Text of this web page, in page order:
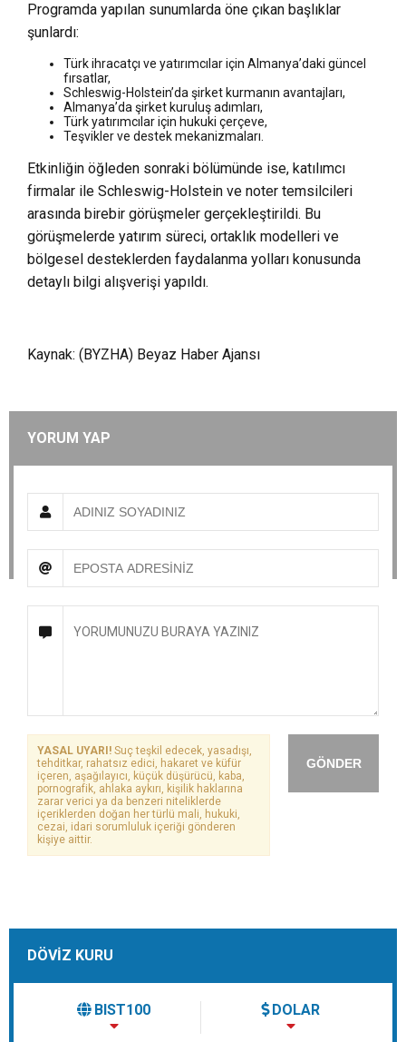
Programda yapılan sunumlarda öne çıkan başlıklar
şunlardı:
Türk ihracatçı ve yatırımcılar için Almanya’daki güncel
fırsatlar,
Schleswig-Holstein’da şirket kurmanın avantajları,
Almanya’da şirket kuruluş adımları,
Türk yatırımcılar için hukuki çerçeve,
Teşvikler ve destek mekanizmaları.
Etkinliğin öğleden sonraki bölümünde ise, katılımcı
firmalar ile Schleswig-Holstein ve noter temsilcileri
arasında birebir görüşmeler gerçekleştirildi. Bu
görüşmelerde yatırım süreci, ortaklık modelleri ve
bölgesel desteklerden faydalanma yolları konusunda
detaylı bilgi alışverişi yapıldı.
Kaynak: (BYZHA) Beyaz Haber Ajansı
YORUM YAP
GÖNDER
YASAL UYARI! Suç teşkil edecek, yasadışı,
tehditkar, rahatsız edici, hakaret ve küfür
içeren, aşağılayıcı, küçük düşürücü, kaba,
pornografik, ahlaka aykırı, kişilik haklarına
zarar verici ya da benzeri niteliklerde
içeriklerden doğan her türlü mali, hukuki,
cezai, idari sorumluluk içeriği gönderen
kişiye aittir.
DÖVİZ KURU
BIST100 DOLAR